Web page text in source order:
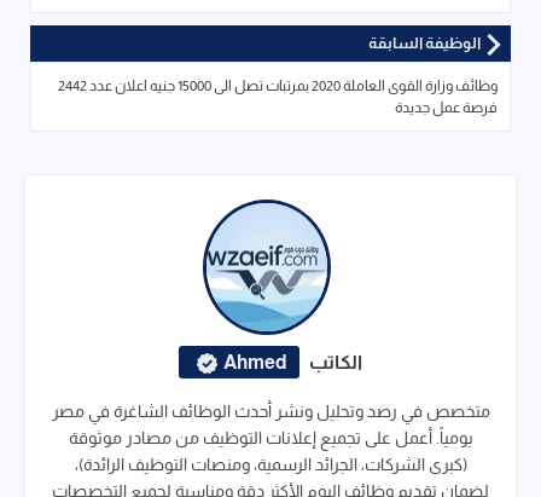
الوظيفة السابقة
وظائف وزارة القوى العاملة 2020 بمرتبات تصل الى 15000 جنيه اعلان عدد 2442
فرصة عمل جديدة
الكاتب Ahmed
متخصص في رصد وتحليل ونشر أحدث الوظائف الشاغرة في مصر
يومياً. أعمل على تجميع إعلانات التوظيف من مصادر موثوقة
(كبرى الشركات، الجرائد الرسمية، ومنصات التوظيف الرائدة)،
لضمان تقديم وظائف اليوم الأكثر دقة ومناسبة لجميع التخصصات